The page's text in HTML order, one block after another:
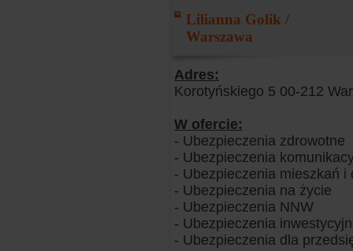
Lilianna Golik /
Warszawa
Adres:
Korotyńskiego 5 00-212
W ofercie:
- Ubezpieczenia zdrowotne
- Ubezpieczenia
- Ubezpieczenia mieszkań i
- Ubezpieczenia na życie
- Ubezpieczenia NNW
- Ubezpieczenia
- Ubezpieczenia dla